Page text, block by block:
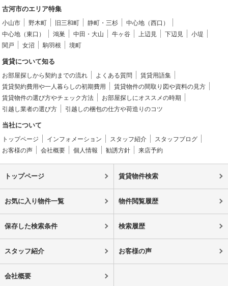
古河市のエリア特集
小山市 野木町 旧三和町 静町・三杉
中心地（西口）
中心地（東口）
鴻巣 中田・大山 牛ヶ谷 上辺見 下辺見
小堤
関戸
女沼 駒羽根 境町
賃貸について知る
お部屋探しから契約までの流れ よくある質問
賃貸用語集
賃貸契約費用や一人暮らしの初期費用
賃貸物件の間取り図や資料の見方
賃貸物件の選び方やチェック方法
お部屋探しにオススメの時期
引越し業者の選び方
引越しの梱包の仕方や荷造りのコツ
当社について
トップページ インフォメーション スタッフ紹介
スタッフブログ
お客様の声
会社概要 個人情報 勧誘方針 来店予約
トップページ 賃貸物件検索
お気に入り物件一覧 物件閲覧履歴
保存した検索条件 検索履歴
スタッフ紹介 お客様の声
会社概要